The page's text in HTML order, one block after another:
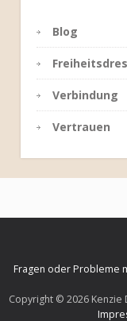
Blog
Verbindung
Vertrauen
Fragen oder Probleme
Copyright © 2026 Kenzie